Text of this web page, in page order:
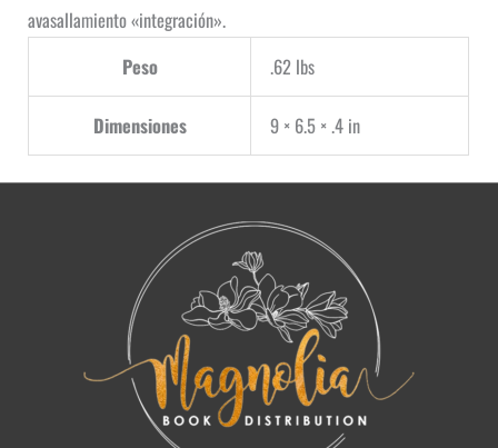
avasallamiento «integración».
Peso
.62 lbs
Dimensiones 9 × 6.5 × .4 in